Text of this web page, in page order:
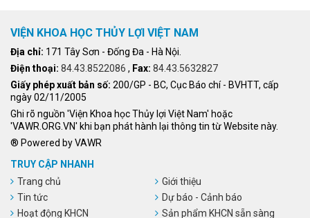
VIỆN KHOA HỌC THỦY LỢI VIỆT NAM
Địa chỉ: 171 Tây Sơn - Đống Đa - Hà Nội.
Điện thoại: 84.43.8522086 , Fax: 84.43.5632827
Giấy phép xuất bản số: 200/GP - BC, Cục Báo chí - BVHTT, cấp
ngày 02/11/2005
Ghi rõ nguồn 'Viện Khoa học Thủy lợi Việt Nam' hoặc
'VAWR.ORG.VN' khi bạn phát hành lại thông tin từ Website này.
® Powered by VAWR
TRUY CẬP NHANH
Trang chủ
Giới thiệu
Tin tức
Dự báo - Cảnh báo
Hoạt động KHCN
Sản phẩm KHCN sẵn sàng